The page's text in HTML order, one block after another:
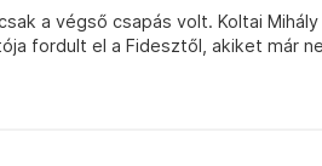
a végső csapás volt. Koltai
fordult el a Fidesztől, akiket már